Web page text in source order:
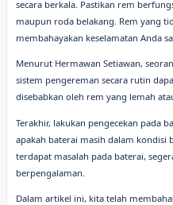
secara berkala. Pastikan rem
maupun roda belakang. Rem yang
membahayakan keselamatan Anda
Menurut Hermawan Setiawan,
sistem pengereman secara rutin
disebabkan oleh rem yang lemah
Terakhir, lakukan pengecekan pada
apakah baterai masih dalam kondisi
terdapat masalah pada baterai,
berpengalaman.
Dalam artikel ini, kita telah